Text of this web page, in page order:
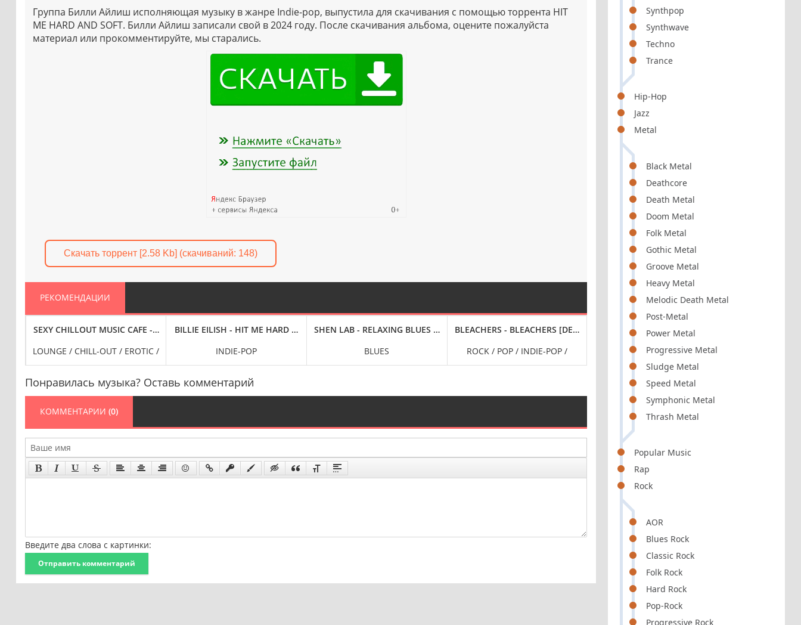
Synthpop
Synthwave
Techno
Trance
Hip-Hop
Jazz
Metal
Black Metal
Deathcore
Death Metal
Doom Metal
Folk Metal
Gothic Metal
Groove Metal
Heavy Metal
Melodic Death Metal
Post-Metal
Power Metal
Progressive Metal
Sludge Metal
Speed Metal
Symphonic Metal
Thrash Metal
Popular Music
Rap
Rock
AOR
Blues Rock
Classic Rock
Folk Rock
Hard Rock
Pop-Rock
Progressive Rock
Группа Билли Айлиш исполняющая музыку в жанре Indie-pop, выпустила для скачивания с помощью торрента HIT
ME HARD AND SOFT. Билли Айлиш записали свой в 2024 году. После скачивания альбома, оцените пожалуйста
материал или прокомментируйте, мы старались.
Скачать торрент [2.58 Kb] (cкачиваний: 148)
РЕКОМЕНДАЦИИ
BIT HI-RES] (2024) FLAC
SEXY CHILLOUT MUSIC CAFE - SENSUALITY & RELAXATION [24-BIT HI-RES] (2024) FLAC
LOUNGE / CHILL-OUT / EROTIC /
BILLIE EILISH - HIT ME HARD AND SOFT [24-BIT HI-RES] (2024) FLAC
INDIE-POP
SHEN LAB - RELAXING BLUES (2024) FLAC
BLUES
BLEACHERS - BLEACHERS [DELUXE] (2024) FLAC
ROCK / POP / INDIE-POP /
SHELLAC - TO ALL TRAINS [24-BIT HI-RES] (2024)
ROCK / ALTERNATIVE-ROCK /
Понравилась музыка? Оставь комментарий
КОММЕНТАРИИ (0)
Введите два слова с картинки:
Отправить комментарий